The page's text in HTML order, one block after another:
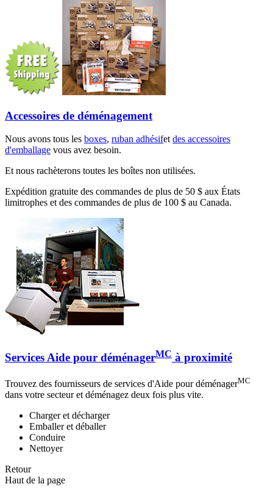
Accessoires de déménagement
Nous avons tous les boxes, ruban adhésifetdes accessoires
d'emballage vous avez besoin.
Et nous rachèterons toutes les boîtes non utilisées.
Expédition gratuite des commandes de plus de 50 $ aux États
limitrophes et des commandes de plus de 100 $ au Canada.
Services Aide pour déménagerMC à proximité
Trouvez des fournisseurs de services d'Aide pour déménagerMC
dans votre secteur et déménagez deux fois plus vite.
Charger et décharger
Emballer et déballer
Conduire
Nettoyer
Retour
Haut de la page